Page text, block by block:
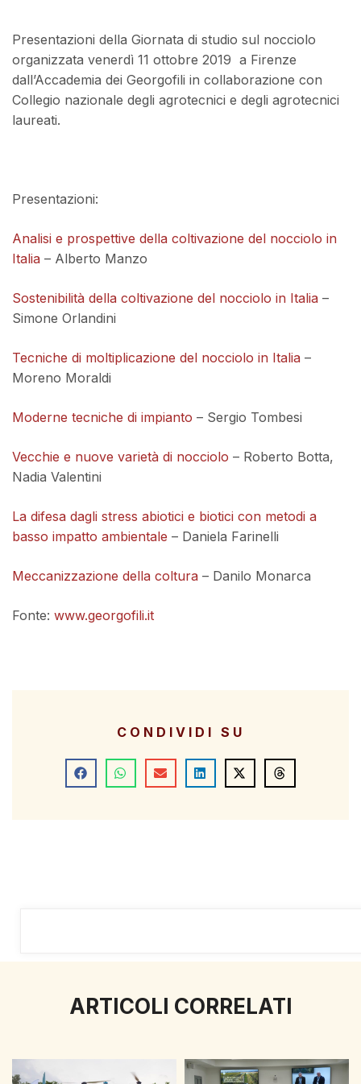
Presentazioni della Giornata di studio sul nocciolo
organizzata venerdì 11 ottobre 2019 a Firenze
dall’Accademia dei Georgofili in collaborazione con
Collegio nazionale degli agrotecnici e degli agrotecnici
laureati.
Presentazioni:
Analisi e prospettive della coltivazione del nocciolo in
Italia – Alberto Manzo
Sostenibilità della coltivazione del nocciolo in Italia –
Simone Orlandini
Tecniche di moltiplicazione del nocciolo in Italia –
Moreno Moraldi
Moderne tecniche di impianto – Sergio Tombesi
Vecchie e nuove varietà di nocciolo – Roberto Botta,
Nadia Valentini
La difesa dagli stress abiotici e biotici con metodi a
basso impatto ambientale – Daniela Farinelli
Meccanizzazione della coltura – Danilo Monarca
Fonte: www.georgofili.it
CONDIVIDI SU
ARTICOLI CORRELATI